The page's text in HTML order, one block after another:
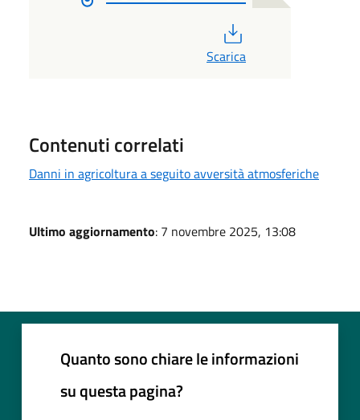
Scarica
Contenuti correlati
Danni in agricoltura a seguito avversità atmosferiche
Ultimo aggiornamento: 7 novembre 2025, 13:08
Quanto sono chiare le informazioni
su questa pagina?